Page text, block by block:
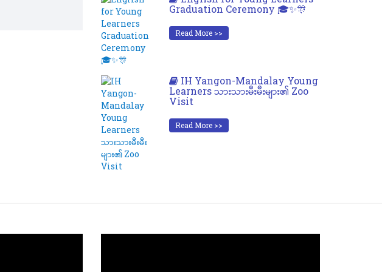
Graduation Ceremony 🎓✨🎊
Read More >>
IH Yangon-Mandalay Young
Learners သားသားမီးမီးများ၏ Zoo
Visit
Read More >>